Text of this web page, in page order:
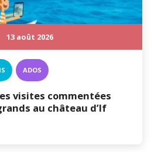
13 août 2026
ADOS
visites commentées
au château d’If